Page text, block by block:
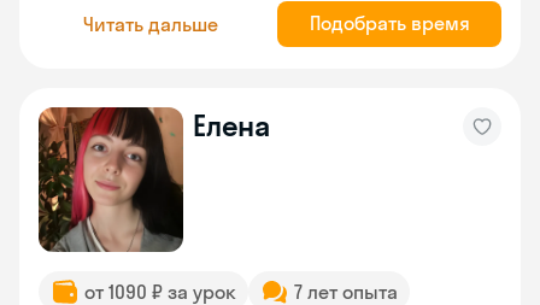
Читать дальше Подобрать время
Елена
от 1090 ₽ за урок 7 лет опыта